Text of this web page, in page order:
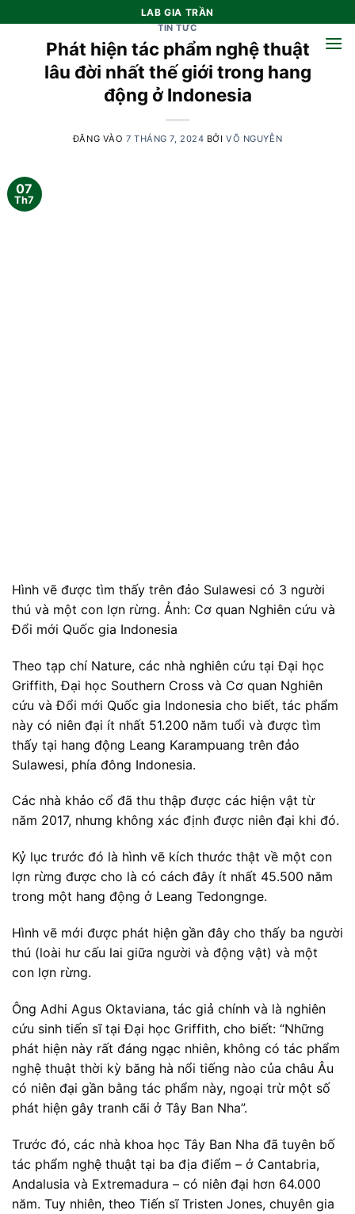
qua
LAB GIA TRẦN
TIN TỨC
Phát hiện tác phẩm nghệ thuật
lâu đời nhất thế giới trong hang
động ở Indonesia
ĐĂNG VÀO 7 THÁNG 7, 2024 BỞIVÕ NGUYỄN
07
Th7
Hình vẽ được tìm thấy trên đảo Sulawesi có 3 người
thú và một con lợn rừng. Ảnh: Cơ quan Nghiên cứu và
Đổi mới Quốc gia Indonesia
Theo tạp chí Nature, các nhà nghiên cứu tại Đại học
Griffith, Đại học Southern Cross và Cơ quan Nghiên
cứu và Đổi mới Quốc gia Indonesia cho biết, tác phẩm
này có niên đại ít nhất 51.200 năm tuổi và được tìm
thấy tại hang động Leang Karampuang trên đảo
Sulawesi, phía đông Indonesia.
Các nhà khảo cổ đã thu thập được các hiện vật từ
năm 2017, nhưng không xác định được niên đại khi đó.
Kỷ lục trước đó là hình vẽ kích thước thật về một con
lợn rừng được cho là có cách đây ít nhất 45.500 năm
trong một hang động ở Leang Tedongnge.
Hình vẽ mới được phát hiện gần đây cho thấy ba người
thú (loài hư cấu lai giữa người và động vật) và một
con lợn rừng.
Ông Adhi Agus Oktaviana, tác giả chính và là nghiên
cứu sinh tiến sĩ tại Đại học Griffith, cho biết: “Những
phát hiện này rất đáng ngạc nhiên, không có tác phẩm
nghệ thuật thời kỳ băng hà nổi tiếng nào của châu Âu
có niên đại gần bằng tác phẩm này, ngoại trừ một số
phát hiện gây tranh cãi ở Tây Ban Nha”.
Trước đó, các nhà khoa học Tây Ban Nha đã tuyên bố
tác phẩm nghệ thuật tại ba địa điểm – ở Cantabria,
Andalusia và Extremadura – có niên đại hơn 64.000
năm. Tuy nhiên, theo Tiến sĩ Tristen Jones, chuyên gia